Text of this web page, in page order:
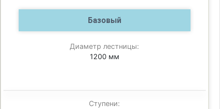
Базовый
Диаметр лестницы:
1200 мм
Ступени: